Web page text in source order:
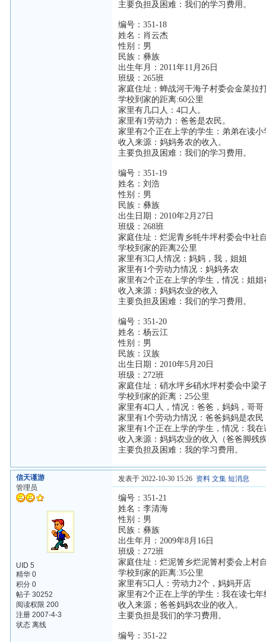
主要负担及困难：我们的学习费用。
编号：351-18
姓名：肖云杰
性别：男
民族：彝族
出生年月：2011年11月26日
班级：265班
家庭住址：蝉战河干海子村委会金菜拉
学校到家的距离:60公里
家里有几口人：4口人。
家里有1劳动力：爸爸是农民。
家里有2个正在上学的学生：弟弟在读
收入来源：妈妈务农的收入。
主要负担及困难：我们的学习费用。
编号：351-19
姓名：刘浩
性别：男
民族：彝族
出生日期：2010年2月27日
班级：268班
家庭住址：烂泥青乡牦牛坪村委会中社
学校到家的距离2公里
家里有3口人情况：妈妈，我，姐姐
家里有1个劳动力情况：妈妈务农
家里有2个正在上学的学生，情况：姐
收入来源：妈妈农业的收入
主要负担及困难：我们的学习费用。
编号：351-20
姓名：杨云江
性别：男
民族：汉族
出生日期：2010年5月20日
班级：272班
家庭住址：硝水坪乡硝水坪村委会中梁
学校到家的距离：25公里
家里有4口人，情况：爸爸，妈妈，哥哥
家里有1个劳动力情况：爸爸妈妈是农民
家里有1个正在上学的学生，情况：我
收入来源：妈妈农业的收入（爸爸脚残
主要负担及困难：我的学习费用。
信天谨游
管理员
UID 5
精华 0
积分 0
帖子 30252
阅读权限 200
注册 2007-4-3
状态 离线
发表于 2022-10-30 15:26 资料 文集 短消息
编号：351-21
姓名：李清海
性别：男
民族：彝族
出生年月：2009年8月16日
班级：272班
家庭住址：烂泥箐乡烂泥箐村委会上村
学校到家的距离:35公里
家里有5口人：劳动力2个，妈妈开店
家里有2个正在上学的学生：我在读七
收入来源；爸爸妈妈农业的收入。
主要负担是我们的学习费用。
编号：351-22